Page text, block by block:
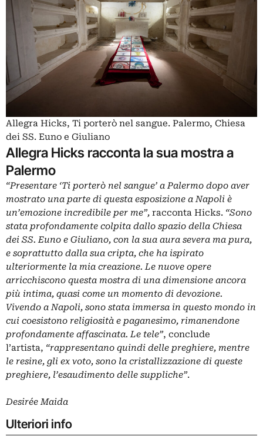
Allegra Hicks, Ti porterò nel sangue. Palermo, Chiesa
dei SS. Euno e Giuliano
Allegra Hicks racconta la sua mostra a
Palermo
“Presentare ‘Ti porterò nel sangue’ a Palermo dopo aver
mostrato una parte di questa esposizione a Napoli è
un’emozione incredibile per me”, racconta Hicks. “Sono
stata profondamente colpita dallo spazio della Chiesa
dei SS. Euno e Giuliano, con la sua aura severa ma pura,
e soprattutto dalla sua cripta, che ha ispirato
ulteriormente la mia creazione. Le nuove opere
arricchiscono questa mostra di una dimensione ancora
più intima, quasi come un momento di devozione.
Vivendo a Napoli, sono stata immersa in questo mondo in
cui coesistono religiosità e paganesimo, rimanendone
profondamente affascinata. Le tele”, conclude
l’artista, “rappresentano quindi delle preghiere, mentre
le resine, gli ex voto, sono la cristallizzazione di queste
preghiere, l’esaudimento delle suppliche”.
Desirée Maida
Ulteriori info